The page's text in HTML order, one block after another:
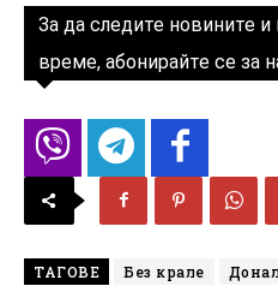
За да следите новините
време, абонирайте се за
ТАГОВЕ Без крале